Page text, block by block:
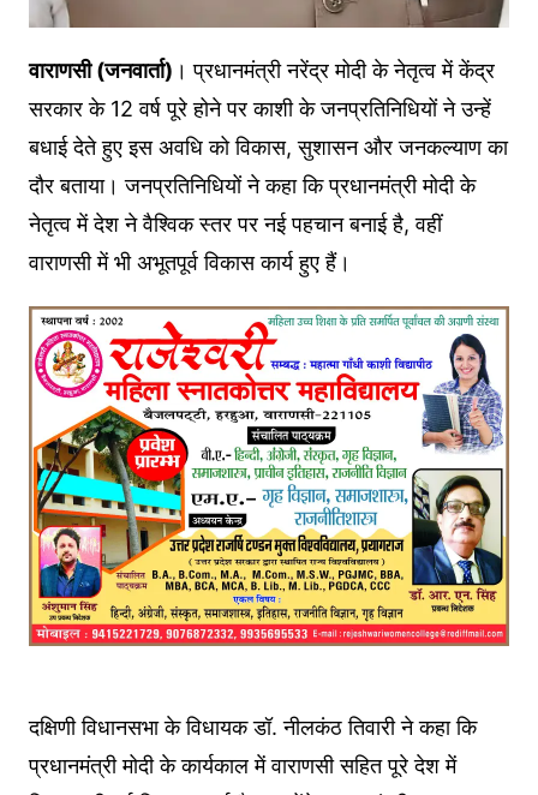
वाराणसी (जनवार्ता) । प्रधानमंत्री नरेंद्र मोदी के नेतृत्व में केंद्र
सरकार के 12 वर्ष पूरे होने पर काशी के जनप्रतिनिधियों ने उन्हें
बधाई देते हुए इस अवधि को विकास, सुशासन और जनकल्याण का
दौर बताया। जनप्रतिनिधियों ने कहा कि प्रधानमंत्री मोदी के
नेतृत्व में देश ने वैश्विक स्तर पर नई पहचान बनाई है, वहीं
वाराणसी में भी अभूतपूर्व विकास कार्य हुए हैं।
दक्षिणी विधानसभा के विधायक डॉ. नीलकंठ तिवारी ने कहा कि
प्रधानमंत्री मोदी के कार्यकाल में वाराणसी सहित पूरे देश में